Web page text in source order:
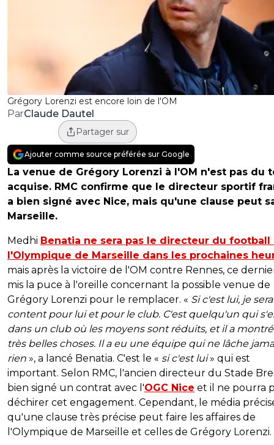
Grégory Lorenzi est encore loin de l'OM
ParClaude Dautel
Partager sur
Ajouter comme source préférée sur Google
La venue de Grégory Lorenzi à l'OM n'est pas du
acquise. RMC confirme que le directeur sportif
a bien signé avec Nice, mais qu'une clause peut
Marseille.
Medhi Benatia ne sera pas le directeur du football
l'Olympique de Marseille dans les prochaines
mais après la victoire de l'OM contre Rennes, ce
mis la puce à l'oreille concernant la possible venue de
Grégory Lorenzi pour le remplacer. « Si c'est lui, je
content pour lui et pour le club. C'est quelqu'un qui
dans un club où les moyens sont réduits, et il a
très belles choses. Il a eu une équipe qui ne lâche
rien », a lancé Benatia. C'est le « si c'est lui» qui est
important. Selon RMC, l'ancien directeur du Stade
bien signé un contrat avec l'OGC Nice et il ne pourra
déchirer cet engagement. Cependant, le média
qu'une clause très précise peut faire les affaires de
l'Olympique de Marseille et celles de Grégory Lorenzi.